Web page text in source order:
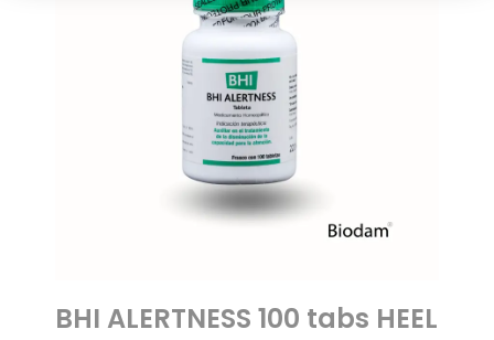
BHI ALERTNESS 100 tabs HEEL